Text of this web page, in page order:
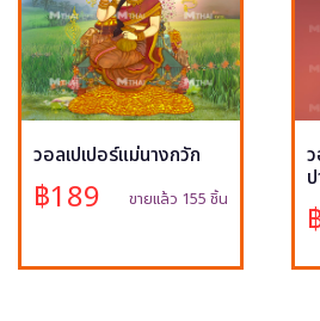
วอลเปเปอร์แม่นางกวัก
฿189 ขายแล้ว 155 ชิ้น